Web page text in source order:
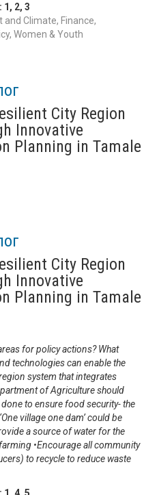
1 , 2, 3
Climate, Finance,
Women & Youth
City Region
Innovative
Planning in Tamale
City Region
Innovative
Planning in Tamale
for policy actions? What
technologies can enable the
system that integrates
of Agriculture should
to ensure food security- the
village one dam’ could be
a source of water for the
•Encourage all community
to recycle to reduce waste
1 4 5